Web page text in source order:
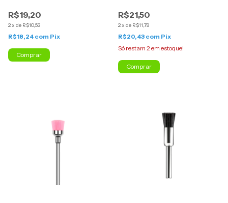
R$19,20
2x de R$10,53
R$18,24 com Pix
R$21,50
2x de R$11,79
R$20,43 com Pix
Só restam 2em estoque!